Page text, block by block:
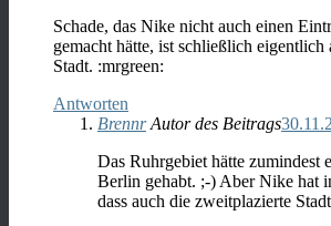
Schade, das Nike nicht auch einen
gemacht hätte, ist schließlich eigentlich
Stadt. :mrgreen:
Antworten
Brennr Autor des Beitrags
Das Ruhrgebiet hätte zumindest
Berlin gehabt. ;-) Aber Nike hat
dass auch die zweitplazierte